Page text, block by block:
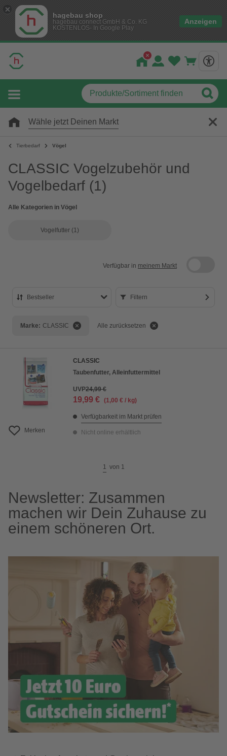
hagebau shop
hagebau connect GmbH & Co. KG
KOSTENLOS- In Google Play
Anzeigen
Wähle jetzt Deinen Markt
Tierbedarf Vögel
CLASSIC Vogelzubehör und
Vogelbedarf (1)
Alle Kategorien in Vögel
Vogelfutter (1)
Verfügbar in meinem Markt
Bestseller
Bewertung
Filtern
Marke: CLASSIC Alle zurücksetzen
Merken
CLASSIC
Taubenfutter, Alleinfuttermittel
UVP24,99 €
19,99 € (1,00 € / kg)
Verfügbarkeit im Markt prüfen
Nicht online erhältlich
1 von 1
Newsletter: Zusammen
machen wir Dein Zuhause zu
einem schöneren Ort.